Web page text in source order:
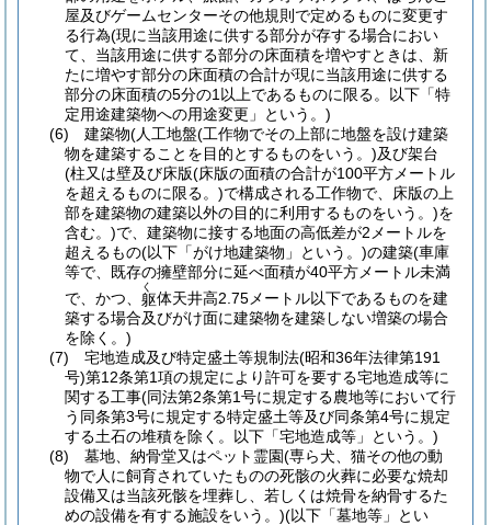
屋及びゲームセンターその他規則で定めるものに変更す
る行為(現に当該用途に供する部分が存する場合におい
て、当該用途に供する部分の床面積を増やすときは、新
たに増やす部分の床面積の合計が現に当該用途に供する
部分の床面積の5分の1以上であるものに限る。以下「特
定用途建築物への用途変更」という。)
(6)
建築物(人工地盤(工作物でその上部に地盤を設け建築
物を建築することを目的とするものをいう。)及び架台
(柱又は壁及び床版(床版の面積の合計が100平方メートル
を超えるものに限る。)で構成される工作物で、床版の上
部を建築物の建築以外の目的に利用するものをいう。)を
含む。)で、建築物に接する地面の高低差が2メートルを
超えるもの(以下「がけ地建築物」という。)の建築(車庫
等で、既存の擁壁部分に延べ面積が40平方メートル未満
で、かつ、 躯
く
体天井高2.75メートル以下であるものを建
築する場合及びがけ面に建築物を建築しない増築の場合
を除く。)
(7)
宅地造成及び特定盛土等規制法(昭和36年法律第191
号)第12条第1項の規定により許可を要する宅地造成等に
関する工事(同法第2条第1号に規定する農地等において行
う同条第3号に規定する特定盛土等及び同条第4号に規定
する土石の堆積を除く。以下「宅地造成等」という。)
(8)
墓地、納骨堂又はペット霊園(専ら犬、猫その他の動
物で人に飼育されていたものの死骸の火葬に必要な焼却
設備又は当該死骸を埋葬し、若しくは焼骨を納骨するた
めの設備を有する施設をいう。)(以下「墓地等」とい